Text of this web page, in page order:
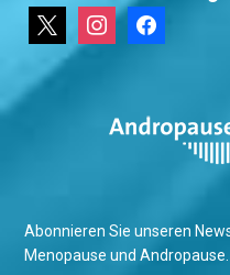
instagramfacebook
Abonnieren Sie unseren
Menopause und Andropause.